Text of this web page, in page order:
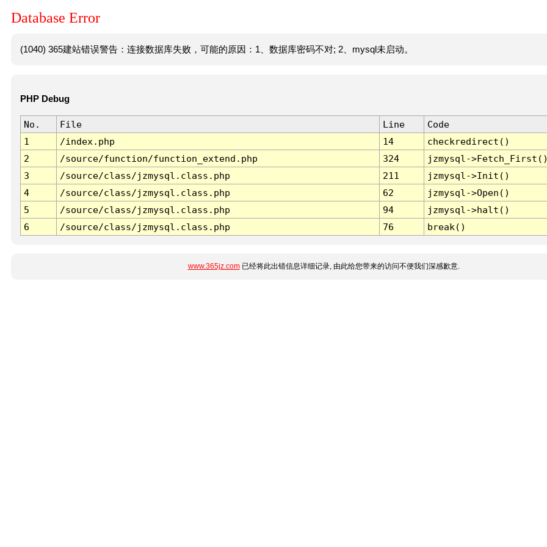
Database Error
(1040) 365建站错误警告：连接数据库失败，可能的原因：1、数据库密码不对; 2、mysql未启动。
PHP Debug
No. File Line
Code
1
/index.php 14
checkredirect()
2
/source/function/function_extend.php 324
jzmysql-
3
/source/class/jzmysql.class.php 211
jzmysql->Init()
4
/source/class/jzmysql.class.php 62
jzmysql->Open()
5
/source/class/jzmysql.class.php 94
jzmysql->halt()
6
/source/class/jzmysql.class.php 76 break()
www.365jz.com已经将此出错信息详细记录, 由此给您带来的访问不便我们深感歉意.